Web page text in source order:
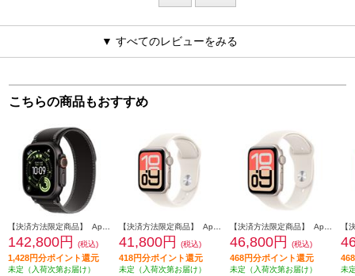
▼ すべてのレビューをみる
こちらの商品もおすすめ
142,800円 (税込)
1,428円分ポイント還元
未定（入荷次第お届け）
41,800円 (税込)
418円分ポイント還元
未定（入荷次第お届け）
46,800円 (税込)
468円分ポイント還元
未定（入荷次第お届け） 未